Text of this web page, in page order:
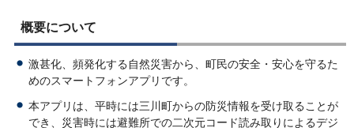
概要について
激甚化、頻発化する自然災害から、町民の安全・安心を守るた
めのスマートフォンアプリです。
本アプリは、平時には三川町からの防災情報を受け取ることが
でき、災害時には避難所での二次元コード読み取りによるデジ